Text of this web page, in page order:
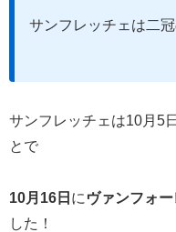
サンフレッチェは二
サンフレッチェは10月5
とで
10月16日 に ヴァンフォ
した！